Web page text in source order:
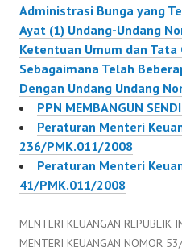
Administrasi Bunga yang
Ayat (1) Undang-Undang
Ketentuan Umum dan Tata
Sebagaimana Telah
Dengan Undang Undang
PPN MEMBANGUN
Peraturan Menteri
236/PMK.011/2008
Peraturan Menteri
41/PMK.011/2008
MENTERI KEUANGAN REPUBLIK
MENTERI KEUANGAN NOMOR